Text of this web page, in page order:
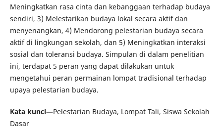
Meningkatkan rasa cinta dan kebanggaan terhadap budaya
sendiri, 3) Melestarikan budaya lokal secara aktif dan
menyenangkan, 4) Mendorong pelestarian budaya secara
aktif di lingkungan sekolah, dan 5) Meningkatkan interaksi
sosial dan toleransi budaya. Simpulan di dalam penelitian
ini, terdapat 5 peran yang dapat dilakukan untuk
mengetahui peran permainan lompat tradisional terhadap
upaya pelestarian budaya.
Kata kunci—Pelestarian Budaya, Lompat Tali, Siswa Sekolah
Dasar